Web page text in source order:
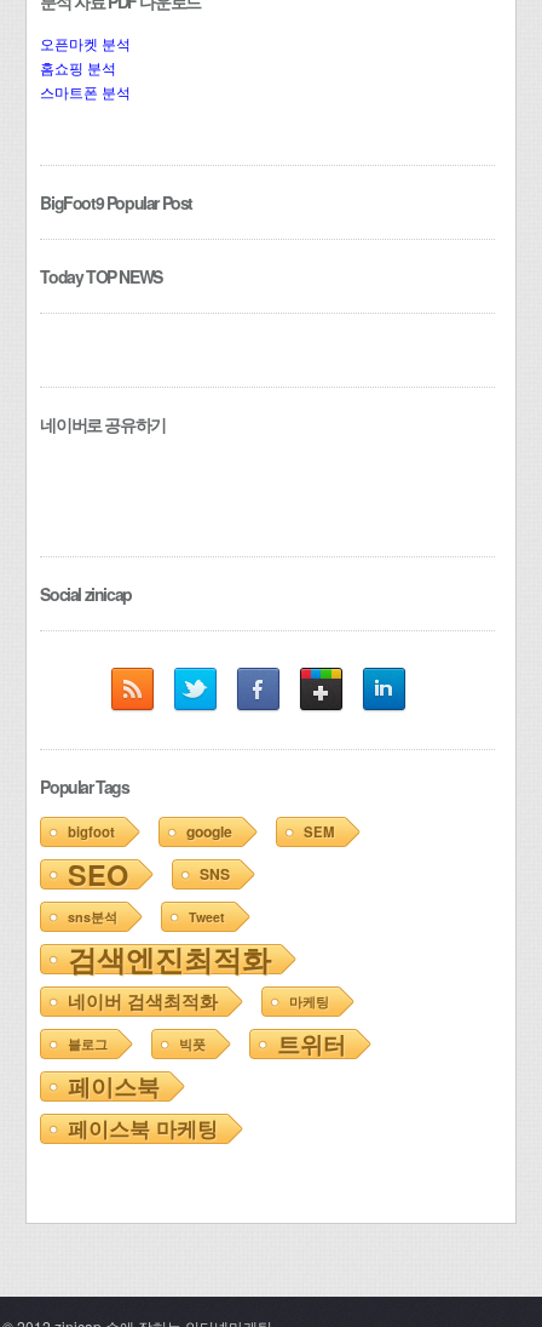
오픈마켓 분석
홈쇼핑 분석
스마트폰 분석
BigFoot9 Popular Post
Today TOP NEWS
네이버로 공유하기
Social zinicap
Popular Tags
bigfoot google SEM
SEO SNS
sns분석 Tweet
검색엔진최적화
네이버 검색최적화 마케팅
블로그 빅풋
트위터
페이스북
페이스북 마케팅